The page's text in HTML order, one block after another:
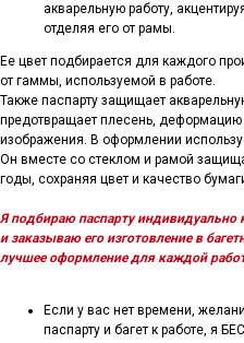
акварельную работу,
отделяя его от рамы.
Ее цвет подбирается для каждого
от гаммы, используемой в работе.
Также паспарту защищает
предотвращает плесень, деформацию
изображения. В оформлении
Он вместе со стеклом и рамой
годы, сохраняя цвет и качество
Я подбираю паспарту
и заказываю его изготовление в
лучшее оформление для каждой
Если у вас нет времени,
паспарту и багет к работе, я